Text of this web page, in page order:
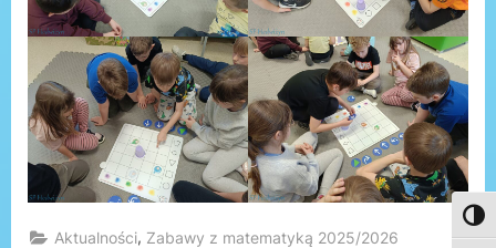
Aktualności, Zabawy z matematyką 2025/2026